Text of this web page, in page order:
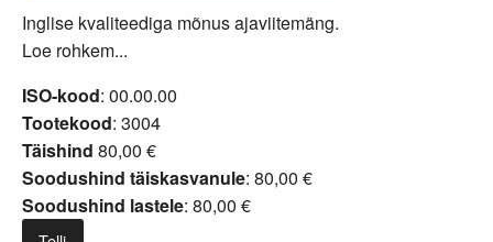
Inglise kvaliteediga mõnus ajaviitemäng.
Loe rohkem...
ISO-kood: 00.00.00
Tootekood: 3004
Täishind 80,00 €
Soodushind täiskasvanule: 80,00 €
Soodushind lastele: 80,00 €